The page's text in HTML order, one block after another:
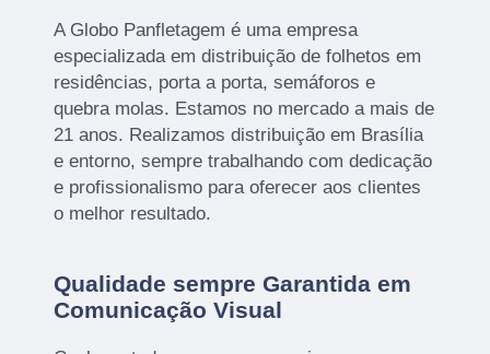
A Globo Panfletagem é uma empresa
especializada em distribuição de folhetos em
residências, porta a porta, semáforos e
quebra molas. Estamos no mercado a mais de
21 anos. Realizamos distribuição em Brasília
e entorno, sempre trabalhando com dedicação
e profissionalismo para oferecer aos clientes
o melhor resultado.
Qualidade sempre Garantida em
Comunicação Visual